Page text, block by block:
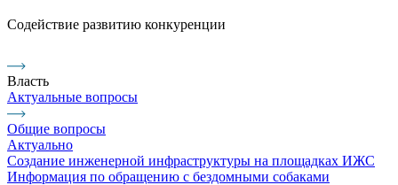
Содействие развитию конкуренции
Власть
Актуальные вопросы
Общие вопросы
Актуально
Создание инженерной инфраструктуры на площадках ИЖС
Информация по обращению с бездомными собаками